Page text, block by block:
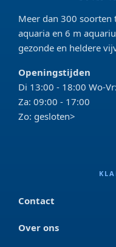
Meer dan 300 soorten
aquaria en 6 m
gezonde en heldere
Openingstijden
Di 13:00 - 18:00 Wo-
Za: 09:00 - 17:00
Zo: gesloten>
Contact
Over ons